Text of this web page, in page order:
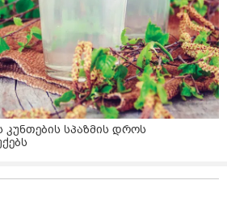
კუნთების სპაზმის დროს